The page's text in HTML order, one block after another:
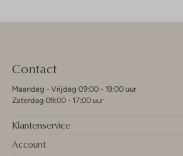
Contact
Maandag - Vrijdag 09:00 - 19:00 uur
Zaterdag 09:00 - 17:00 uur
Klantenservice
Account